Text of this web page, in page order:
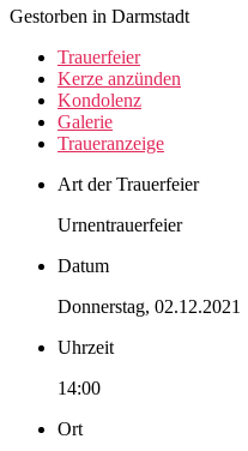
Gestorben in Darmstadt
Trauer­feier
Kerze anzünden
Kondo­lenz
Galerie
Trauer­anzeige
Art der Trauerfeier
Urnentrauerfeier
Datum
Donnerstag, 02.12.2021
Uhrzeit
14:00
Ort